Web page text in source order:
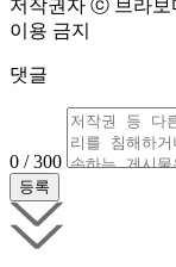
저작권자 ⓒ 브라보
이용 금지
댓글
0 / 300